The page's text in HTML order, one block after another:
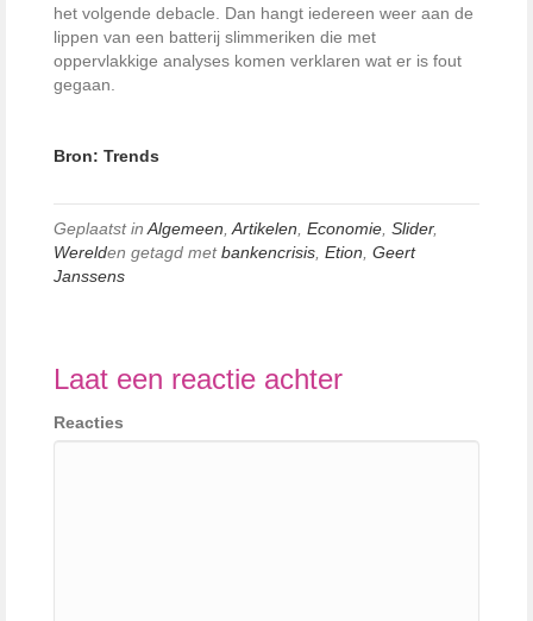
het volgende debacle. Dan hangt iedereen weer aan de
lippen van een batterij slimmeriken die met
oppervlakkige analyses komen verklaren wat er is fout
gegaan.
Bron: Trends
Geplaatst in Algemeen Artikelen Economie Slider,
Werelden getagd metbankencrisis Etion Geert
Janssens
Laat een reactie achter
Reacties